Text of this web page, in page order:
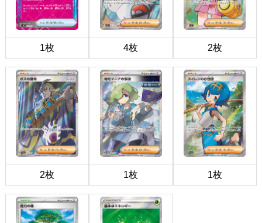
1枚 4枚 2枚
2枚 1枚 1枚